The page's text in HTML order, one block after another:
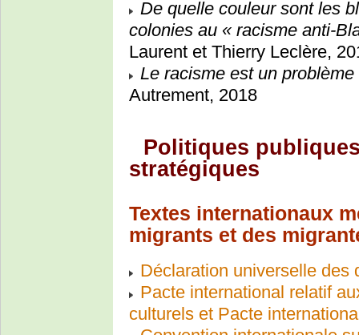
De quelle couleur sont les
colonies au « racisme anti-
Laurent et Thierry Leclère,
Le racisme est un
Autrement, 2018
Politiques
stratégiques
Textes internationaux
migrants et des
Déclaration universelle des
Pacte international relatif
culturels et Pacte